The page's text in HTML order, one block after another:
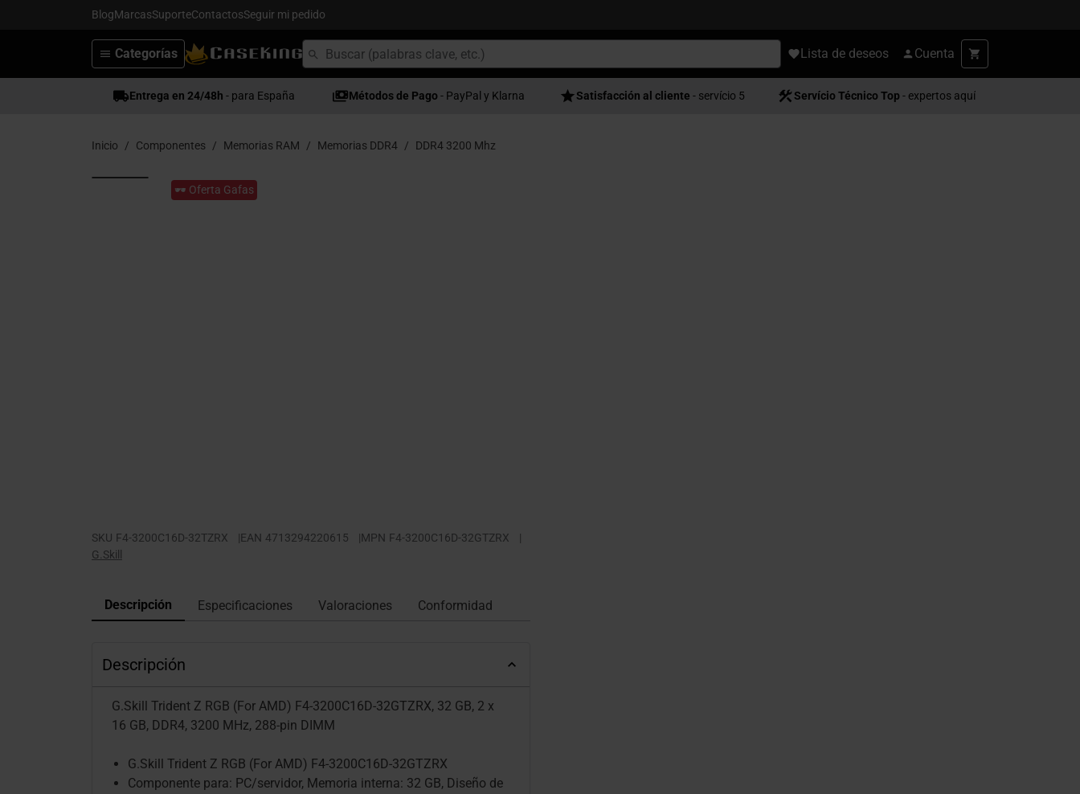
BlogMarcasSuporteContactosSeguir mi pedido
Lista de deseos Cuenta
Categorías
Entrega en 24/48h - para España Métodos de Pago - PayPal y Klarna Satisfacción al cliente - servício 5 Servício Técnico Top - expertos aquí
Inicio Componentes Memorias RAM Memorias DDR4 DDR4 3200 Mhz
🕶️ Oferta Gafas
SKU F4-3200C16D-32TZRX |EAN 4713294220615 |MPN F4-3200C16D-32GTZRX
|
G.Skill
Descripción Especificaciones Valoraciones Conformidad
Descripción
G.Skill Trident Z RGB (For AMD) F4-3200C16D-32GTZRX, 32 GB, 2 x
16 GB, DDR4, 3200 MHz, 288-pin DIMM
G.Skill Trident Z RGB (For AMD) F4-3200C16D-32GTZRX
Componente para: PC/servidor, Memoria interna: 32 GB, Diseño de